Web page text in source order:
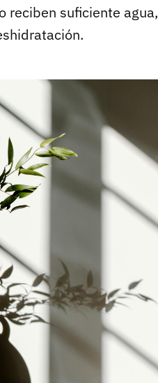
reciben suficiente agua,